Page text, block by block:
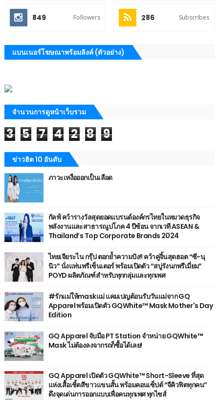
849 Followers 286 Subscribes
แบนเนอร์โฆษณาพร้อมลิงค์ (ตัวอย่าง)
จำนวนการดูหน้าเว็บรวม
3 5 7 4 2 8 9
ข่าวฮิต 10 อันดับ
ภาวะเหงื่อออกเป็นเลือด
กัลฟ์ คว้ารางวัลสุดยอดแบรนด์องค์กรไทยในหมวดธุรกิจ
พลังงานและสาธารณูปโภค 4 ปีซ้อน จากเวที ASEAN &
Thailand’s Top Corporate Brands 2024
ไทยเจียระไน กรุ๊ป ตอกย้ำความปัง!! คว้าคู่จิ้นสุดฮอต “ซี-นุ
นิว” นั่งแท่นพรีเซ็นเตอร์ พร้อมเปิดตัว “สบู่รังนกพรีเมี่ยม”
POYD ผลิตภัณฑ์สำหรับทุกกลุ่มและทุกเพศ
#รักแม่ให้maskแม่ แคมเปญต้อนรับวันแม่จาก GQ
Apparel พร้อมเปิดตัว GQWhite™ Mask Mother's Day
Edition
GQ Apparel จับมือ PT Station จำหน่าย GQWhite™
Mask ไม่ต้องลงจากรถก็ซื้อได้เลย!
GQ Apparel เปิดตัว GQWhite™ Short-Sleeve ที่สุด
แห่งเสื้อเชิ้ตสีขาวแขนสั้น พร้อมคอนเซ็ปต์ “จีคิวฟิตทุกคน”
ดึงจุดเด่นการออกแบบเพื่อคนทุกเพศ ทุกไซส์